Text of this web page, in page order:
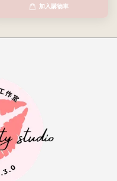
加入購物車